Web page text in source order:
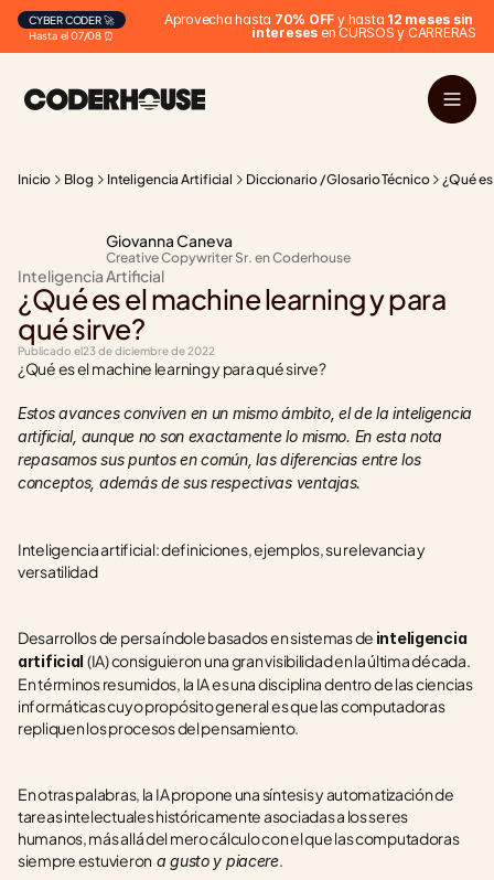
Hasta el 07/08 ⏰
CYBER CODER 🚀 Aprovecha hasta 70% OFF y hasta 12 meses sin
intereses en CURSOS y CARRERAS
Inicio Blog Inteligencia Artificial Diccionario / Glosario Técnico ¿Qué
Giovanna Caneva
Creative Copywriter Sr. en Coderhouse
Inteligencia Artificial
¿Qué es el machine learning y para
qué sirve?
Publicado el23 de diciembre de 2022
¿Qué es el machine learning y para qué sirve?
Estos avances conviven en un mismo ámbito, el de la inteligencia
artificial, aunque no son exactamente lo mismo. En esta nota
repasamos sus puntos en común, las diferencias entre los
conceptos, además de sus respectivas ventajas.
Inteligencia artificial: definiciones, ejemplos, su relevancia y
versatilidad
Desarrollos de persa índole basados en sistemas de inteligencia
artificial (IA) consiguieron una gran visibilidad en la última década.
En términos resumidos, la IA es una disciplina dentro de las ciencias
informáticas cuyo propósito general es que las computadoras
repliquen los procesos del pensamiento.
En otras palabras, la IA propone una síntesis y automatización de
tareas intelectuales históricamente asociadas a los seres
humanos, más allá del mero cálculo con el que las computadoras
siempre estuvieron a gusto y piacere.